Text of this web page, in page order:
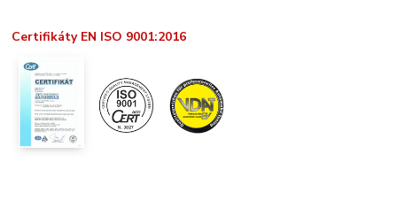
Certifikáty EN ISO 9001:2016